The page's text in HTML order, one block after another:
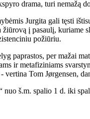
drama, turi nemažą
Jurgita gali tęsti
į pasaulį,
požiūriu.
paprastos, per mažai
ir metafiziniams
vertina Tom Jørgensen,
š.m. spalio 1 d. iki